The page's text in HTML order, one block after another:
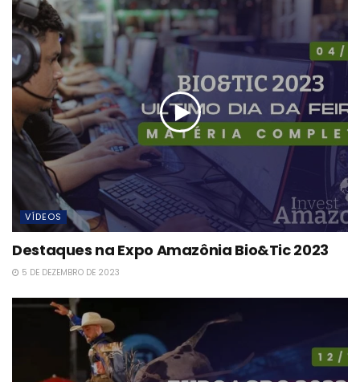
VÍDEOS
Destaques na Expo Amazônia Bio&Tic 2023
5 DE DEZEMBRO DE 2023